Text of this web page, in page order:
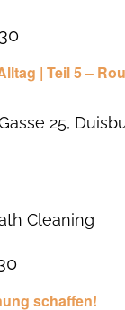
| Teil 5 –
25,
schaffen!